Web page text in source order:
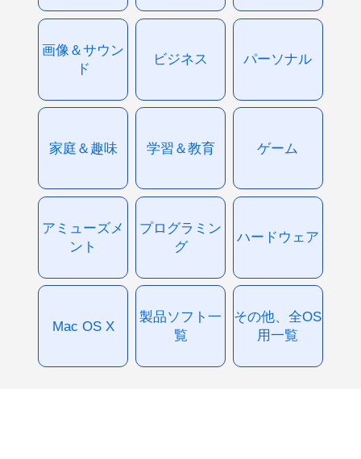
画像＆サウン
ド
ビジネス パーソナル
家庭＆趣味 学習＆教育 ゲーム
アミューズメ
ント
プログラミン
グ
ハードウェア
Mac OS X
製品ソフト一
覧
その他、全OS
用一覧